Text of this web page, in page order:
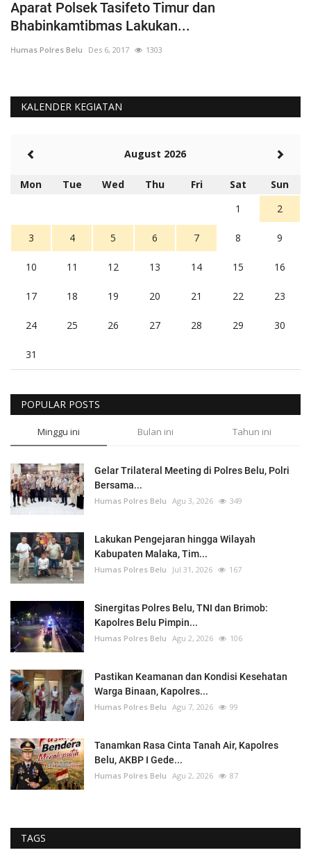
Aparat Polsek Tasifeto Timur dan
Bhabinkamtibmas Lakukan...
Humas Polres Belu Des 6, 2017 1303
KALENDER KEGIATAN
August 2026
Mon Tue Wed Thu Fri Sat
Sun
1
2
3 4 5 6 7 8 9
10 11 12 13 14 15 16
17 18 19 20 21 22 23
24 25 26 27 28 29 30
31
POPULAR POSTS
Minggu ini Bulan ini Tahun ini
Gelar Trilateral Meeting di Polres Belu, Polri
Bersama...
Humas Polres Belu Agu 3, 2026 349
Lakukan Pengejaran hingga Wilayah
Kabupaten Malaka, Tim...
Humas Polres Belu Jul 31, 2026 167
Sinergitas Polres Belu, TNI dan Brimob:
Kapolres Belu Pimpin...
Humas Polres Belu Agu 2, 2026 106
Pastikan Keamanan dan Kondisi Kesehatan
Warga Binaan, Kapolres...
Humas Polres Belu Agu 7, 2026 99
Tanamkan Rasa Cinta Tanah Air, Kapolres
Belu, AKBP I Gede...
Humas Polres Belu Agu 2, 2026 87
TAGS